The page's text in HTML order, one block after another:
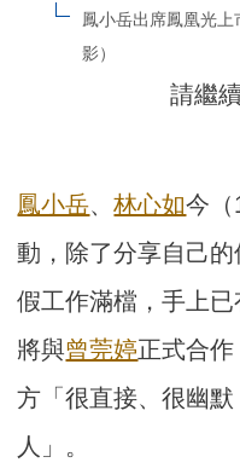
鳳小岳出席鳳凰光
影）
請繼
鳳小岳、林心如今（
動，除了分享自己
假工作滿檔，手上
將與曾莞婷正式合
方「很直接、很幽
人」。